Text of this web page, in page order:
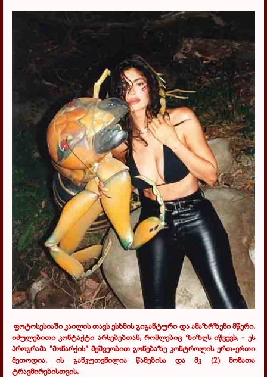
ფოტოსესიაში კაილის თავს ესხმის გიგანტური და ამაზრზენი მწერი.
იძულებითი კონტაქტი არსებებთან, რომლებიც ზიზღს იწვევს, - ეს
პროგრამა "მონარქის" მეშვეობით გონებაზე კონტროლის ერთ-ერთი
მეთოდია. ის განკუთვნილია წამებისა და მკ
(2)
მონათა
ტრავმირებისთვის.